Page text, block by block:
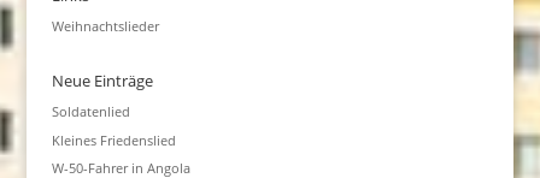
Weihnachtslieder
Neue Einträge
Soldatenlied
Kleines Friedenslied
W-50-Fahrer in Angola